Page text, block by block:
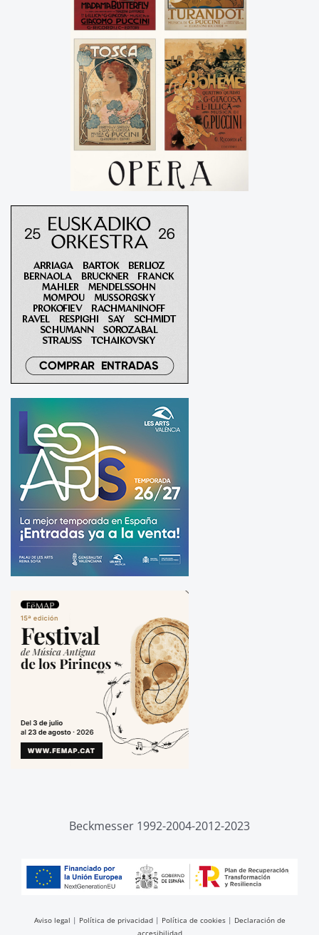
Beckmesser 1992-2004-2012-2023
Aviso legal | Política de privacidad| Política de cookies| Declaración de
accesibilidad